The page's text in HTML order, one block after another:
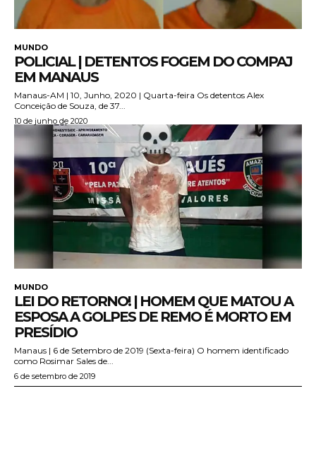
MUNDO
POLICIAL | DETENTOS FOGEM DO COMPAJ
EM MANAUS
Manaus-AM | 10, Junho, 2020 | Quarta-feira Os detentos Alex
Conceição de Souza, de 37...
10 de junho de 2020
MUNDO
LEI DO RETORNO! | HOMEM QUE MATOU A
ESPOSA A GOLPES DE REMO É MORTO EM
PRESÍDIO
Manaus | 6 de Setembro de 2019 (Sexta-feira) O homem identificado
como Rosimar Sales de...
6 de setembro de 2019